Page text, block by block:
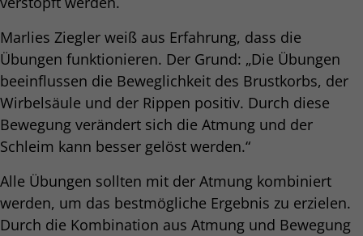
Marlies Ziegler weiß aus Erfahrung, dass die
Übungen funktionieren. Der Grund: „Die Übungen
beeinflussen die Beweglichkeit des Brustkorbs, der
Wirbelsäule und der Rippen positiv. Durch diese
Bewegung verändert sich die Atmung und der
Schleim kann besser gelöst werden.“
Alle Übungen sollten mit der Atmung kombiniert
werden, um das bestmögliche Ergebnis zu erzielen.
Durch die Kombination aus Atmung und Bewegung